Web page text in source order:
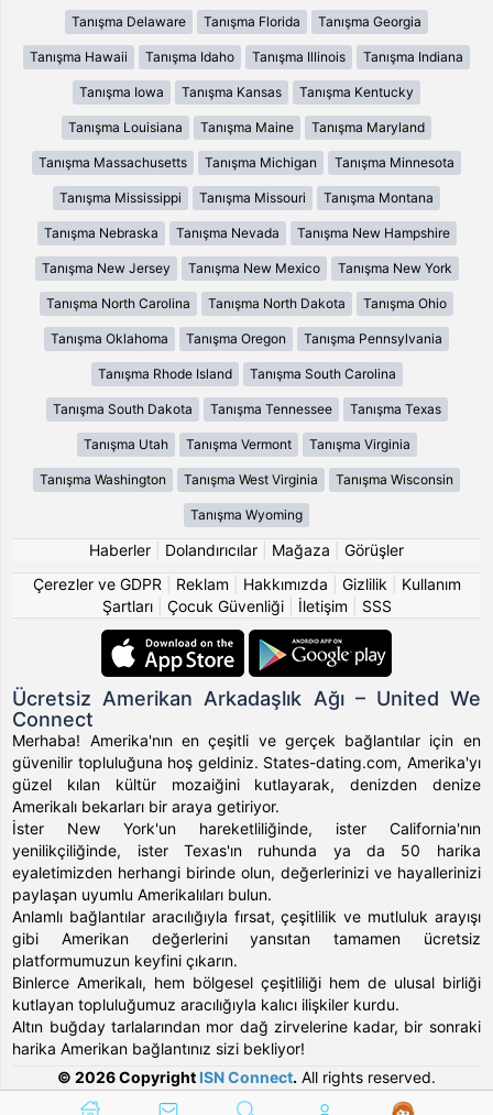
Tanışma Delaware Tanışma Florida Tanışma Georgia
Tanışma Hawaii Tanışma Idaho Tanışma Illinois Tanışma Indiana
Tanışma Iowa Tanışma Kansas Tanışma Kentucky
Tanışma Louisiana Tanışma Maine Tanışma Maryland
Tanışma Massachusetts Tanışma Michigan Tanışma Minnesota
Tanışma Mississippi Tanışma Missouri Tanışma Montana
Tanışma Nebraska Tanışma Nevada Tanışma New Hampshire
Tanışma New Jersey Tanışma New Mexico Tanışma New York
Tanışma North Carolina Tanışma North Dakota Tanışma Ohio
Tanışma Oklahoma Tanışma Oregon Tanışma Pennsylvania
Tanışma Rhode Island Tanışma South Carolina
Tanışma South Dakota Tanışma Tennessee Tanışma Texas
Tanışma Utah Tanışma Vermont Tanışma Virginia
Tanışma Washington Tanışma West Virginia Tanışma Wisconsin
Tanışma Wyoming
Haberler Dolandırıcılar Mağaza
Görüşler
Çerezler ve GDPR
Reklam Hakkımızda Gizlilik
Kullanım
Şartları| Çocuk Güvenliği| İletişim SSS
Ücretsiz Amerikan Arkadaşlık Ağı – United We
Connect
Merhaba! Amerika'nın en çeşitli ve gerçek bağlantılar için en
güvenilir topluluğuna hoş geldiniz. States-dating.com, Amerika'yı
güzel kılan kültür mozaiğini kutlayarak, denizden denize
Amerikalı bekarları bir araya getiriyor.
İster New York'un hareketliliğinde, ister California'nın
yenilikçiliğinde, ister Texas'ın ruhunda ya da 50 harika
eyaletimizden herhangi birinde olun, değerlerinizi ve hayallerinizi
paylaşan uyumlu Amerikalıları bulun.
Anlamlı bağlantılar aracılığıyla fırsat, çeşitlilik ve mutluluk arayışı
gibi Amerikan değerlerini yansıtan tamamen ücretsiz
platformumuzun keyfini çıkarın.
Binlerce Amerikalı, hem bölgesel çeşitliliği hem de ulusal birliği
kutlayan topluluğumuz aracılığıyla kalıcı ilişkiler kurdu.
Altın buğday tarlalarından mor dağ zirvelerine kadar, bir sonraki
harika Amerikan bağlantınız sizi bekliyor!
© 2026 Copyright ISN Connect. All rights reserved.